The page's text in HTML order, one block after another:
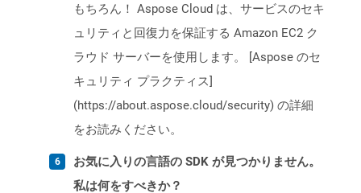
もちろん！ Aspose Cloud は、サービスのセキ
ュリティと回復力を保証する Amazon EC2 ク
ラウド サーバーを使用します。 [Aspose のセ
キュリティ プラクティス]
(https://about.aspose.cloud/security) の詳細
をお読みください。
お気に入りの言語の SDK が見つかりません。
私は何をすべきか？